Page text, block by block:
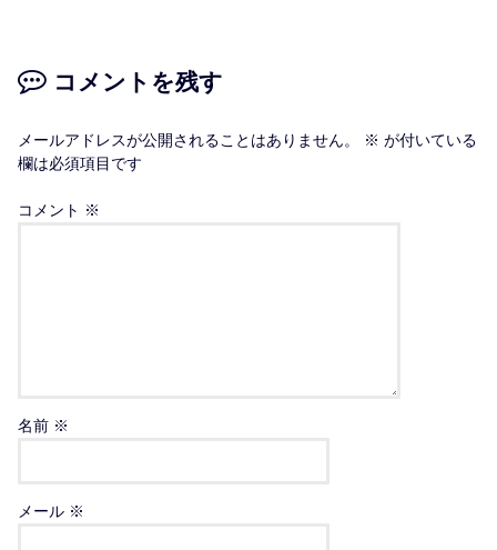
コメントを残す
メールアドレスが公開されることはありません。 ※ が付いている
欄は必須項目です
コメント ※
名前 ※
メール ※